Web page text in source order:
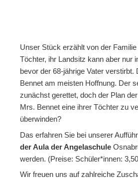
Unser Stück erzählt von der
Töchter, ihr Landsitz kann aber nur
bevor der 68-jährige Vater
Bennet am meisten Hoffnung. Der
zunächst gerettet, doch der Plan
Mrs. Bennet eine ihrer Töchter zu
überwinden?
Das erfahren Sie bei unserer
der Aula der Angelaschule
werden. (Preise: Schüler*innen:
Wir freuen uns auf zahlreiche